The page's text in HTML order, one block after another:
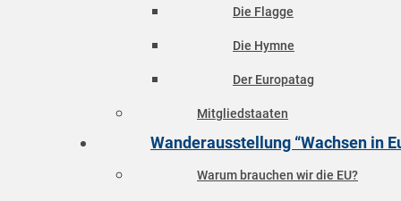
Die Flagge
Die Hymne
Der Europatag
Mitgliedstaaten
Wanderausstellung “Wachsen in
Warum brauchen wir die EU?